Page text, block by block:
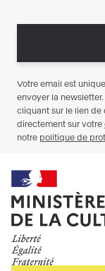
Ministère
de
la